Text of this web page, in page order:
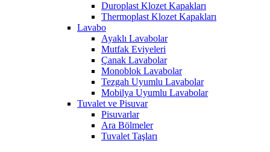
Duroplast Klozet Kapakları
Thermoplast Klozet Kapakları
Lavabo
Ayaklı Lavabolar
Mutfak Eviyeleri
Çanak Lavabolar
Monoblok Lavabolar
Tezgah Uyumlu Lavabolar
Mobilya Uyumlu Lavabolar
Tuvalet ve Pisuvar
Pisuvarlar
Ara Bölmeler
Tuvalet Taşları